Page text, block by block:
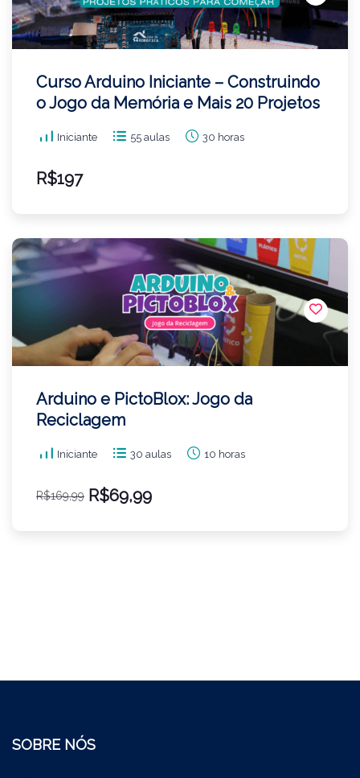
Curso Arduino Iniciante – Construindo
o Jogo da Memória e Mais 20 Projetos
Iniciante 55 aulas 30 horas
R$197
Arduino e PictoBlox: Jogo da
Reciclagem
Iniciante 30 aulas 10 horas
R$169,99 R$69,99
SOBRE NÓS